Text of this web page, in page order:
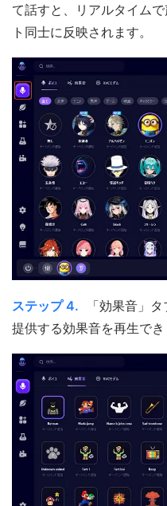
て話すと、リアルタイム
ト同士に反映されます。
ステップ 4.
「効果音」
提供する効果音を再生でき